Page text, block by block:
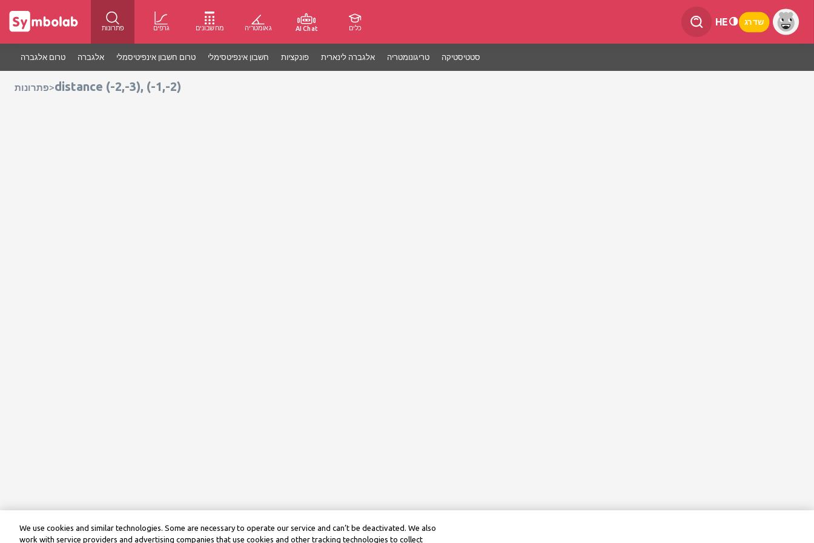
פתרונות גרפים מחשבונים גאומטריה AI Chat כלים
HE שדרג
טרום אלגברה אלגברה טרום חשבון אינפיטיסמלי חשבון אינפיטסימלי פונקציות אלגברה לינארית טריגונומטריה סטטיסטיקה
פתרונות>distance (-2,-3), (-1,-2)
We use cookies and similar technologies. Some are necessary to operate our service and can’t be deactivated. We also
work with service providers and advertising companies that use cookies and other tracking technologies to collect